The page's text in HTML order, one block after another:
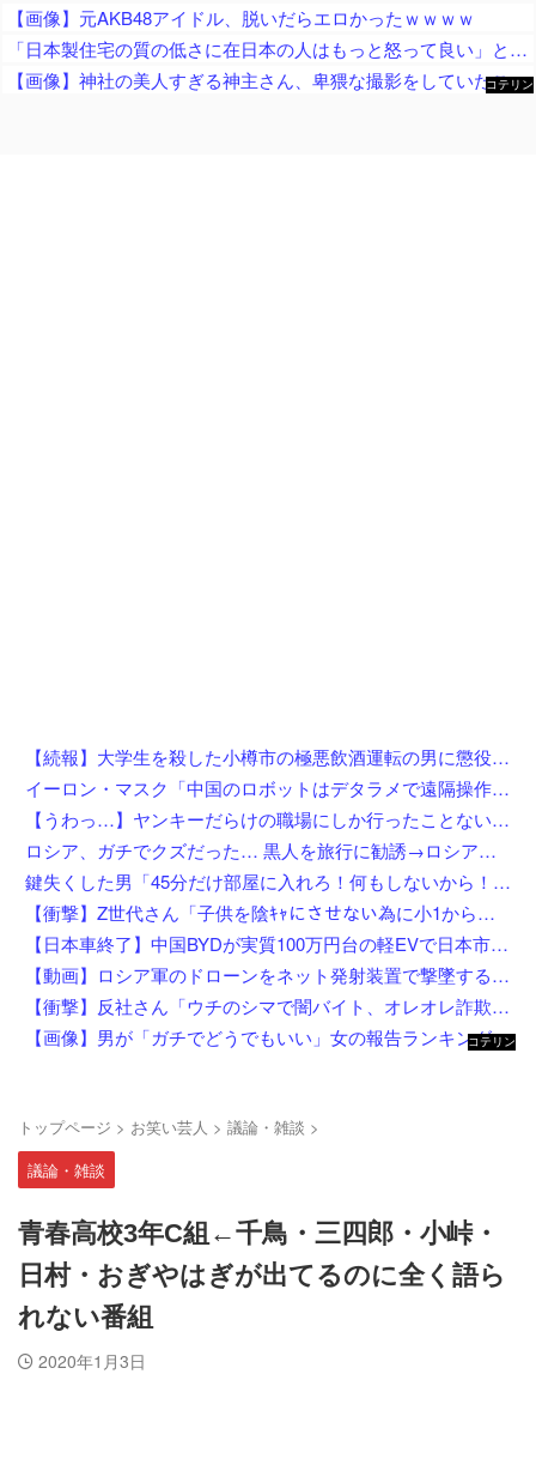
【画像】元AKB48アイドル、脱いだらエロかったｗｗｗｗ
「日本製住宅の質の低さに在日本の人はもっと怒って良い」と在米邦人が御忠告、アメリカ製の家屋なら冷房無しでも快適に過ごせて……
【画像】神社の美人すぎる神主さん、卑猥な撮影をしていたことが判明ｗｗｗｗｗｗｗｗ
コテリン
【続報】大学生を殺した小樽市の極悪飲酒運転の男に懲役4年6ヶ月の判決。
イーロン・マスク「中国のロボットはデタラメで遠隔操作してるだけ」
【うわっ…】ヤンキーだらけの職場にしか行ったことない奴にしか分からないことを集めてみたら闇が深過ぎた件w w w w w w w w w w
ロシア、ガチでクズだった… 黒人を旅行に勧誘→ロシア語で契約書にサインさせられる→前線で大量戦死
鍵失くした男「45分だけ部屋に入れろ！何もしないから！」→女子大生「無理です（警察呼びます）」→男「熱中症になれってか！使えないな！」完全に不審者で草ｗｗｗ
【衝撃】Z世代さん「子供を陰ｷｬにさせない為に小1から髪を金髪に染めさせてる」←これ効果あると思う？？？？？？
【日本車終了】中国BYDが実質100万円台の軽EVで日本市場に殴り込み
【動画】ロシア軍のドローンをネット発射装置で撃墜するウクライナ。
【衝撃】反社さん「ウチのシマで闇バイト、オレオレ詐欺、強盗する奴らぶっ○す」←これw w w w w w w
【画像】男が「ガチでどうでもいい」女の報告ランキング、圧倒的第１位と言えば『コレ』w w w w w w w w w w
コテリン
トップページ > お笑い芸人 > 議論・雑談 >
議論・雑談
青春高校3年C組←千鳥・三四郎・小峠・
日村・おぎやはぎが出てるのに全く語ら
れない番組
2020年1月3日